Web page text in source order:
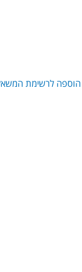
הוספה לרשימת